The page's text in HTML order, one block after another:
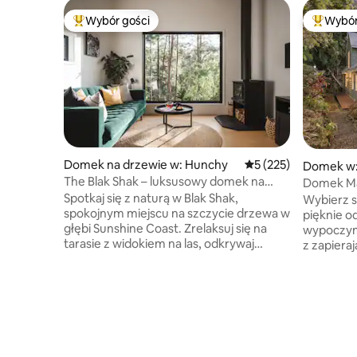
Najpopularniejsze z kategorii Wybór gości
Wybór gości
Domek na drzewie w: Hunchy Średnia ocena: 5 na
5 (225)
The Blak Shak – luksusowy domek na
drzewie w Montville
Spotkaj się z naturą w Blak Shak,
spokojnym miejscu na szczycie drzewa w
głębi Sunshine Coast. Zrelaksuj się na
tarasie z widokiem na las, odkrywaj
Domek
Domek
Wybierz
pięknie
z